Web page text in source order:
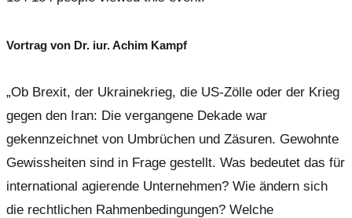
Vortrag von Dr. iur. Achim Kampf
„Ob Brexit, der Ukrainekrieg, die US-Zölle oder der Krieg
gegen den Iran: Die vergangene Dekade war
gekennzeichnet von Umbrüchen und Zäsuren. Gewohnte
Gewissheiten sind in Frage gestellt. Was bedeutet das für
international agierende Unternehmen? Wie ändern sich
die rechtlichen Rahmenbedingungen? Welche